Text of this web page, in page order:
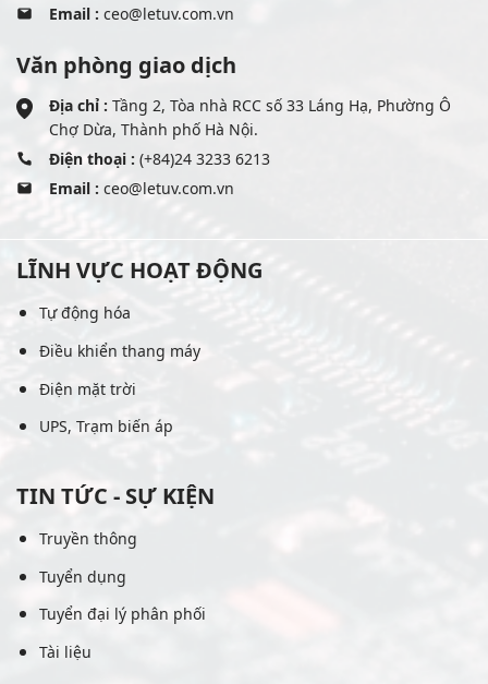
Email : ceo@letuv.com.vn
Văn phòng giao dịch
Địa chỉ : Tầng 2, Tòa nhà RCC số 33 Láng Hạ, Phường Ô
Chợ Dừa, Thành phố Hà Nội.
Điện thoại : (+84)24 3233 6213
Email : ceo@letuv.com.vn
LĨNH VỰC HOẠT ĐỘNG
Tự động hóa
Điều khiển thang máy
Điện mặt trời
UPS, Trạm biến áp
TIN TỨC - SỰ KIỆN
Truyền thông
Tuyển dụng
Tuyển đại lý phân phối
Tài liệu